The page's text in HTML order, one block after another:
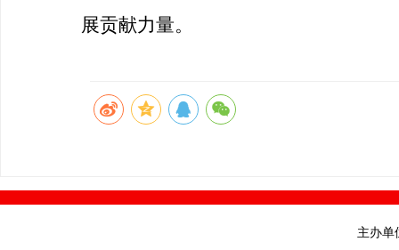
展贡献力量。
主办单